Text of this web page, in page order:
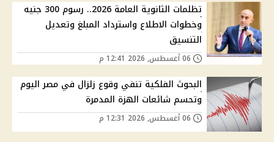
تظلمات الثانوية العامة 2026.. رسوم 300 جنيه
وخطوات الاطلاع واسترداد المبلغ وتعديل
التنسيق
البحوث الفلكية تنفي وقوع زلزال في مصر اليوم
وتحسم شائعات الهزة المدمرة